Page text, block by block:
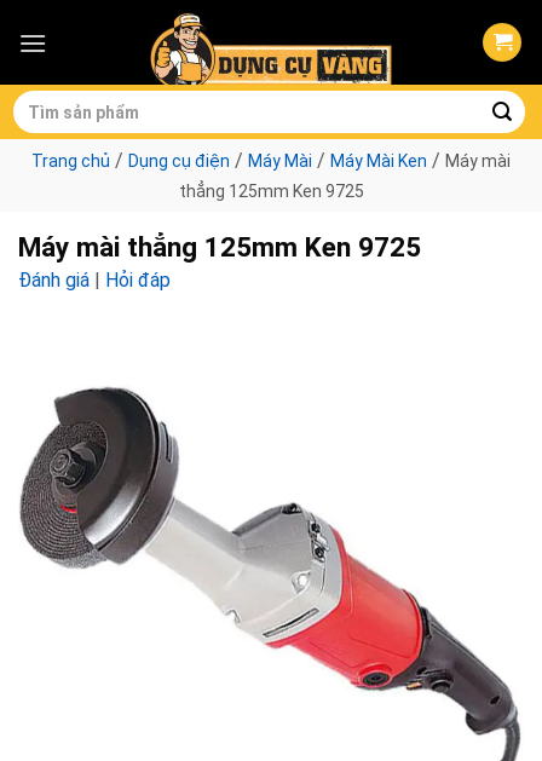
Tìm
kiếm:
Trang chủ / Dụng cụ điện / Máy Mài / Máy Mài Ken / Máy mài
thẳng 125mm Ken 9725
Máy mài thẳng 125mm Ken 9725
Đánh giá | Hỏi đáp